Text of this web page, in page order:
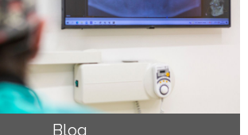
Blog